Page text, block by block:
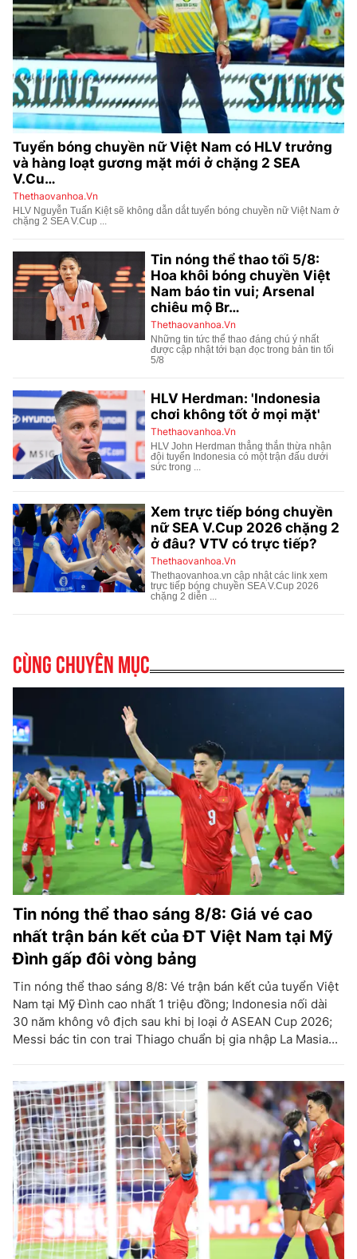
Cùng chuyên mục
Tin nóng thể thao sáng 8/8: Giá vé cao
nhất trận bán kết của ĐT Việt Nam tại Mỹ
Đình gấp đôi vòng bảng
Tin nóng thể thao sáng 8/8: Vé trận bán kết của tuyển Việt
Nam tại Mỹ Đình cao nhất 1 triệu đồng; Indonesia nối dài
30 năm không vô địch sau khi bị loại ở ASEAN Cup 2026;
Messi bác tin con trai Thiago chuẩn bị gia nhập La Masia...